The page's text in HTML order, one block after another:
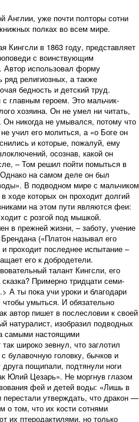
Англии, уже почти полторы сотни
полках во всем мире.
Кингсли в 1863 году, представляет
с воинствующим
использовал форму
ряд религиозных, а также
бедность и детский труд.
с главным героем. Это мальчик-
хозяина. Он не умел ни читать,
никогда не умывался, потому что
учил его молиться, а «о Боге он
и которые, пожалуй, ему
осознав, какой он
– Том решил пойти помыться в
на самом деле он был
В подводном мире с мальчиком
ходе которых он проходит долгий
на этом пути являются феи:
с розгой под мышкой.
в прежней жизни, – заботу, учение
(«Платон называл его
проходит последнее испытание –
его к добродетели.
талант Кингсли, его
Примерно тридцати семи-
А ты пока учи уроки и благодари
чтобы умыться. И обязательно
автор пишет в послесловии к своей
натуралист, изобразил подводных
самыми настоящими
широко зевнул, что заглотил
булавочную головку, бычков и
пощипали, подтянули ноги
Юлий Цезарь». Не моргнув глазом
фей и детей воды: «Лишь в
утверждать, что дракон —
том, что их кости сотнями
их птеродактилями, но только